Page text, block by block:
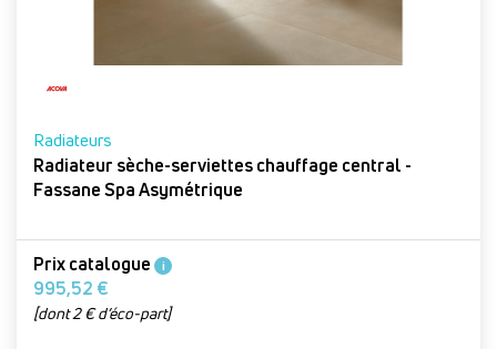
Radiateurs
Radiateur sèche-serviettes chauffage central -
Fassane Spa Asymétrique
Prix catalogue i
995,52 €
[dont 2 € d’éco-part]